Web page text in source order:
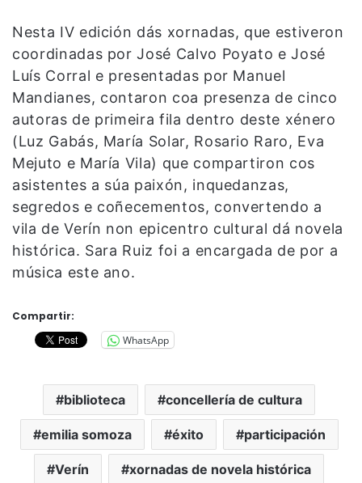
Nesta IV edición dás xornadas, que estiveron
coordinadas por José Calvo Poyato e José
Luís Corral e presentadas por Manuel
Mandianes, contaron coa presenza de cinco
autoras de primeira fila dentro deste xénero
(Luz Gabás, María Solar, Rosario Raro, Eva
Mejuto e María Vila) que compartiron cos
asistentes a súa paixón, inquedanzas,
segredos e coñecementos, convertendo a
vila de Verín non epicentro cultural dá novela
histórica. Sara Ruiz foi a encargada de por a
música este ano.
Compartir:
WhatsApp
biblioteca concellería de cultura
emilia somoza éxito participación
Verín xornadas de novela histórica